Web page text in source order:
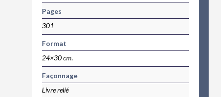
Pages
301
Format
24×30 cm.
Façonnage
Livre relié